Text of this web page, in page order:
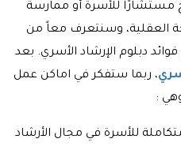
للأسرة أو ممارسة
العقلية، وسنتعرف معاً من
دبلوم الإرشاد الأسري. بعد
، ربما ستفكر في اماكن عمل
:
للأسرة في مجال الأرشاد